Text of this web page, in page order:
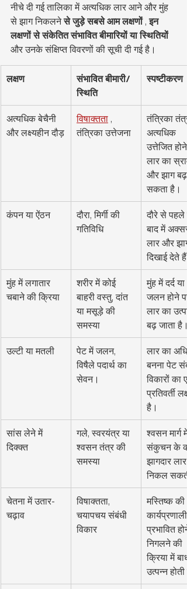
नीचे दी गई तालिका में अत्यधिक लार आने और मुंह
से झाग निकलने से जुड़े सबसे आम लक्षणों , इन
लक्षणों से संकेतित संभावित बीमारियों या स्थितियों
और उनके संक्षिप्त विवरणों की सूची दी गई है।
लक्षण
संभावित बीमारी/
स्थिति
स्पष्टीकरण
अत्यधिक बेचैनी
और लक्ष्यहीन दौड़
विषाक्तता ,
तंत्रिका उत्तेजना
तंत्रिका
अत्यधिक
उत्तेजित होने
लार का स्राव
और झाग बढ़
सकता है।
कंपन या ऐंठन
दौरा, मिर्गी की
गतिविधि
दौरे से पहले
बाद में अक्सर
लार और झाग
दिखाई देते हैं।
मुंह में लगातार
चबाने की क्रिया
शरीर में कोई
बाहरी वस्तु, दांत
या मसूड़े की
समस्या
मुंह में दर्द या
जलन होने पर
लार का
बढ़ जाता है।
उल्टी या मतली
पेट में जलन,
विषैले पदार्थ का
सेवन।
लार का
बनना पेट
विकारों का
प्रतिवर्ती
है।
सांस लेने में
दिक्क्त
गले, स्वरयंत्र या
श्वसन तंत्र की
समस्या
श्वसन मार्ग में
संकुचन के
झागदार लार
निकल
चेतना में उतार-
चढ़ाव
विषाक्तता,
चयापचय संबंधी
विकार
मस्तिष्क की
कार्यप्रणाली
प्रभावित
निगलने की
क्रिया में
उत्पन्न होती